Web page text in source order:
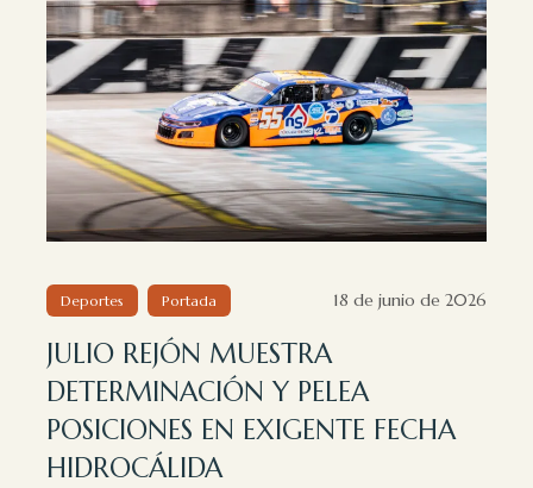
Deportes Portada 18 de junio de 2026
JULIO REJÓN MUESTRA
DETERMINACIÓN Y PELEA
POSICIONES EN EXIGENTE FECHA
HIDROCÁLIDA